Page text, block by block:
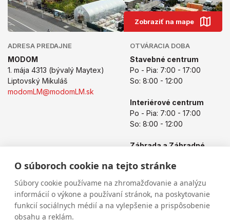
O súboroch cookie na tejto stránke
Súbory cookie používame na zhromažďovanie a analýzu
informácií o výkone a používaní stránok, na poskytovanie
funkcií sociálnych médií a na vylepšenie a prispôsobenie
obsahu a reklám.
Zobraziť na mape
ADRESA PREDAJNE
MODOM
1. mája 4313 (bývalý Maytex)
Liptovský Mikuláš
modomLM@modomLM.sk
OTVÁRACIA DOBA
Stavebné centrum
Po - Pia: 7:00 - 17:00
So: 8:00 - 12:00
Interiérové centrum
Po - Pia: 7:00 - 17:00
So: 8:00 - 12:00
Záhrada a Záhradné
Po - Pia: 8:00 - 17:00
So: 8:00 - 12:00